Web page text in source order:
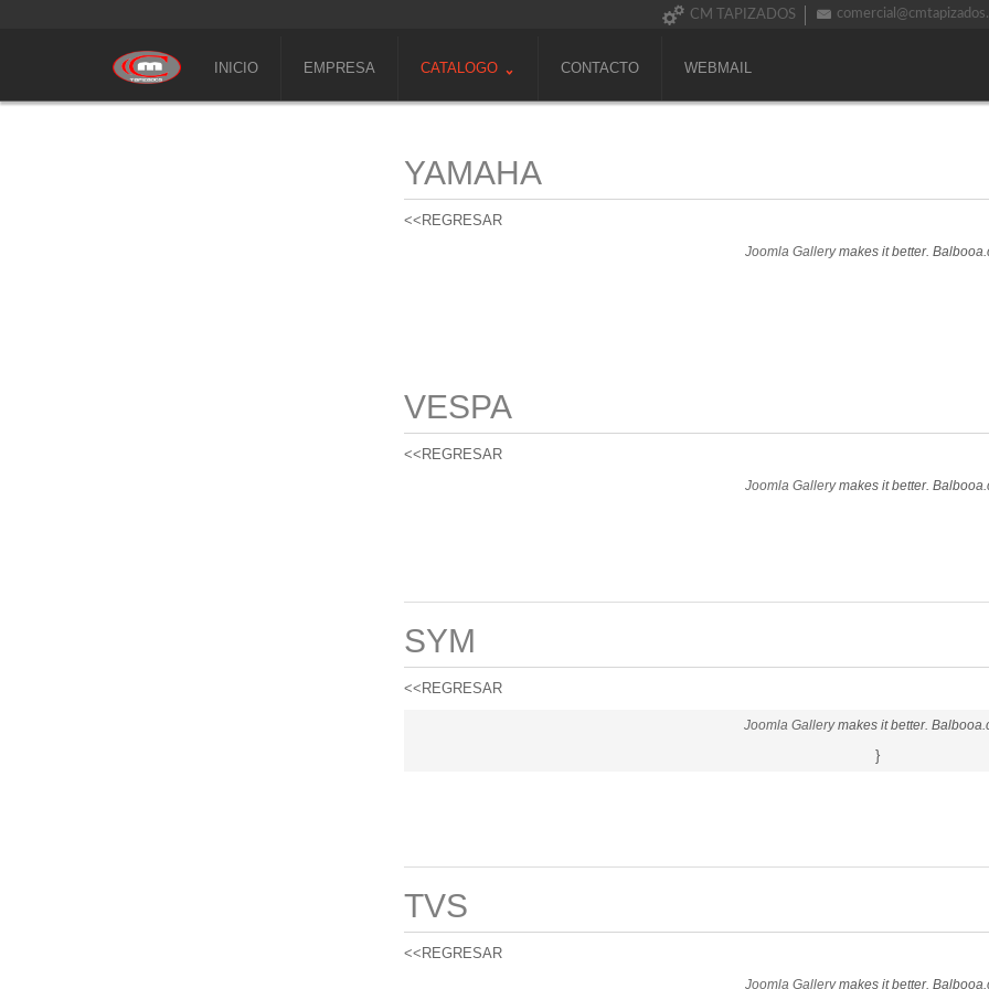
CM TAPIZADOS
INICIO EMPRESA CATALOGO CONTACTO WEBMAIL
YAMAHA
<<REGRESAR
Joomla Gallerymakes it better.
VESPA
<<REGRESAR
Joomla Gallerymakes it better.
SYM
<<REGRESAR
Joomla Gallerymakes it better.
}
TVS
<<REGRESAR
Joomla Gallerymakes it better.